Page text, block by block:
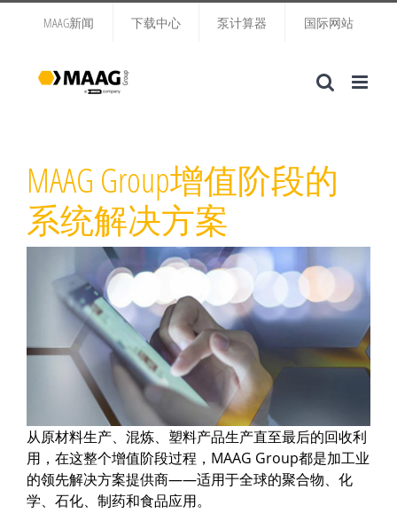
MAAG新闻 下载中心 泵计算器 国际网站
MAAG Group增值阶段的
系统解决方案
从原材料生产、混炼、塑料产品生产直至最后的回收利
用，在这整个增值阶段过程，MAAG Group都是加工业
的领先解决方案提供商——适用于全球的聚合物、化
学、石化、制药和食品应用。